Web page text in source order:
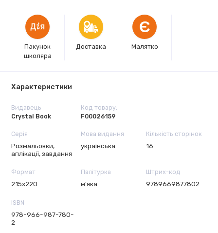
Пакунок
школяра
Доставка
Є
Малятко
Характеристики
Видавець
Crystal Book
Код товару:
F00026159
Серія
Розмальовки,
аплікації, завдання
Мова видання
українська
Кількість сторінок
16
Формат
215х220
Палітурка
м'яка
Штрих-код
9789669877802
ISBN
978-966-987-780-
2